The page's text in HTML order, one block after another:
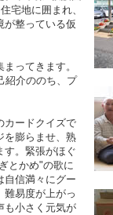
宅地に囲まれ、
が整っている仮
ってきます。
紹介ののち、プ
カードクイズで
を膨らませ、熟
す。緊張がほぐ
とかめ"の歌に
自信満々にグー
難易度が上がっ
も小さく元気が